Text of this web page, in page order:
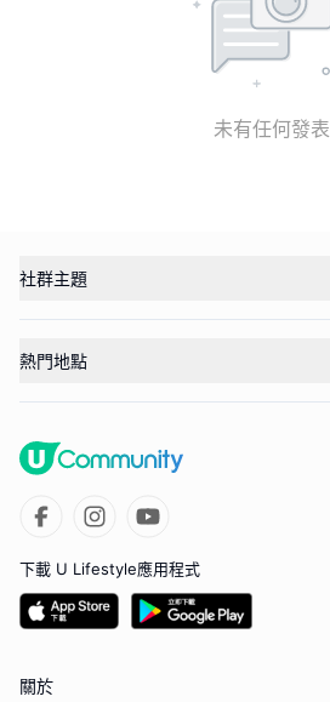
未有任何發表
社群主題
熱門地點
下載 U Lifestyle應用程式
關於